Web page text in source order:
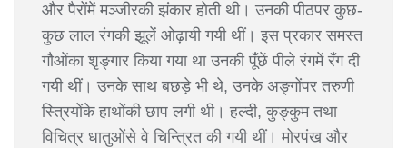
और पैरोंमें मञ्जीरकी झंकार होती थी। उनकी पीठपर कुछ-
कुछ लाल रंगकी झूलें ओढ़ायी गयी थीं। इस प्रकार समस्त
गौओंका शृङ्गार किया गया था उनकी पूँछें पीले रंगमें रँग दी
गयी थीं। उनके साथ बछड़े भी थे, उनके अङ्गोंपर तरुणी
स्त्रियोंके हाथोंकी छाप लगी थी। हल्दी, कुङ्कुम तथा
विचित्र धातुओंसे वे चिन्त्रित की गयी थीं। मोरपंख और